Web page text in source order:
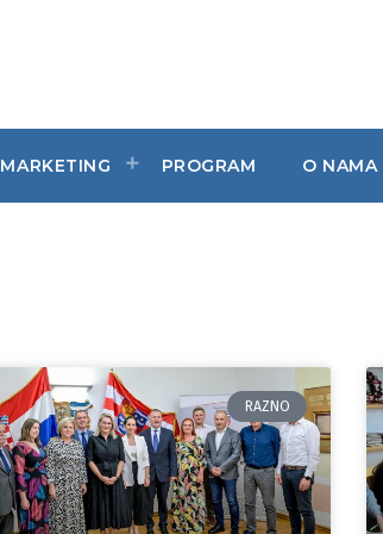
MARKETING PROGRAM O NAMA
RAZNO